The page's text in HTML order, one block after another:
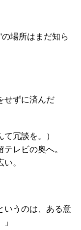
場所はまだ知ら
せずに済んだ
冗談を。）
レビの奥へ。
。
いうのは、ある意